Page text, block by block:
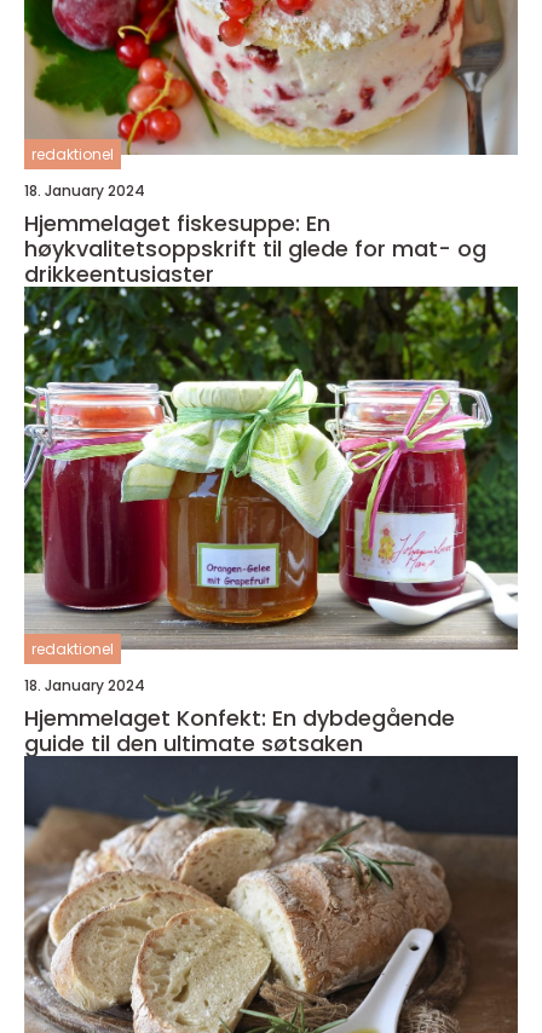
redaktionel
18. January 2024
Hjemmelaget fiskesuppe: En
høykvalitetsoppskrift til glede for mat- og
drikkeentusiaster
redaktionel
18. January 2024
Hjemmelaget Konfekt: En dybdegående
guide til den ultimate søtsaken